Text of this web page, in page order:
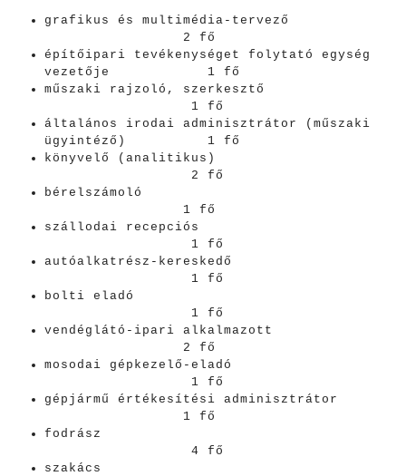
grafikus és multimédia-tervező
2 fő
építőipari tevékenységet folytató egység
vezetője 1 fő
műszaki rajzoló, szerkesztő
1 fő
általános irodai adminisztrátor (műszaki
ügyintéző) 1 fő
könyvelő (analitikus)
2 fő
bérelszámoló
1 fő
szállodai recepciós
1 fő
autóalkatrész-kereskedő
1 fő
bolti eladó
1 fő
vendéglátó-ipari alkalmazott
2 fő
mosodai gépkezelő-eladó
1 fő
gépjármű értékesítési adminisztrátor
1 fő
fodrász
4 fő
szakács